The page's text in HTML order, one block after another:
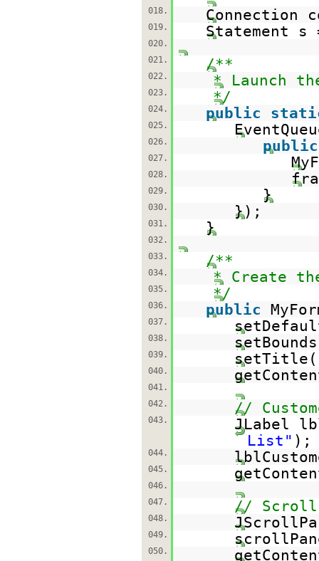
018.
Connection
019. Statement
020.
021.
/**
022. * Launch
023. */
024. public
025.
026. public
027.
028.
029. }
030. });
031. }
032.
033.
/**
034. * Create
035. */
036. public
037.
038.
039. setTitle(
040.
041.
042.
//
043.
JLabel
List" );
044.
045.
046.
047.
//
048.
049.
050.